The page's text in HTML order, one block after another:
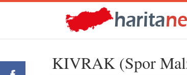
KIVRAK (Spor